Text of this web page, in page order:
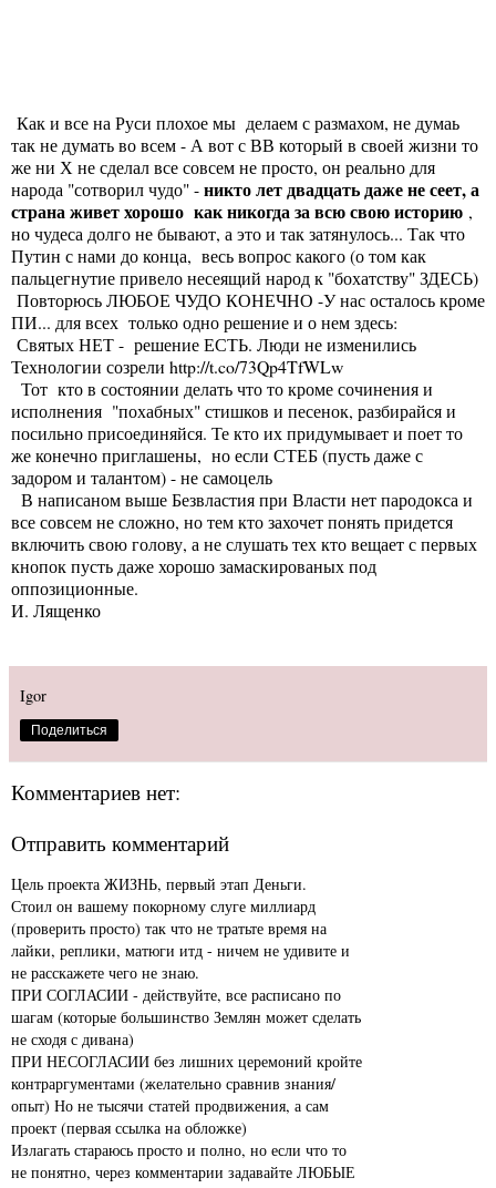
Как и все на Руси плохое мы делаем с размахом, не думаь
так не думать во всем - А вот с ВВ который в своей жизни то
же ни Х не сделал все совсем не просто, он реально для
народа "сотворил чудо" -никто лет двадцать даже не сеет, а
страна живет хорошо как никогда за всю свою историю ,
но чудеса долго не бывают, а это и так затянулось... Так что
Путин с нами до конца, весь вопрос какого (о том как
пальцегнутие привело несеящий народ к "бохатству"ЗДЕСЬ)
Повторюсь ЛЮБОЕ ЧУДО КОНЕЧНО -У нас осталось кроме
ПИ... для всех только одно решение и о нем здесь:
Святых НЕТ - решение ЕСТЬ. Люди не изменились
Технологии созрели http://t.co/73Qp4TfWLw
Тот кто в состоянии делать что то кроме сочинения и
исполнения "похабных" стишков и песенок, разбирайся и
посильно присоединяйся. Те кто их придумывает и поет то
же конечно приглашены, но если СТЕБ (пусть даже с
задором и талантом) - не самоцель
В написаном выше Безвластия при Власти нет пародокса и
все совсем не сложно, но тем кто захочет понять придется
включить свою голову, а не слушать тех кто вещает с первых
кнопок пусть даже хорошо замаскированых под
оппозиционные.
И. Лященко
Igor
Поделиться
Комментариев нет:
Отправить комментарий
Цель проекта ЖИЗНЬ, первый этап Деньги.
Стоил он вашему покорному слуге миллиард
(проверить просто) так что не тратьте время на
лайки, реплики, матюги итд - ничем не удивите и
не расскажете чего не знаю.
ПРИ СОГЛАСИИ - действуйте, все расписано по
шагам (которые большинство Землян может сделать
не сходя с дивана)
ПРИ НЕСОГЛАСИИ без лишних церемоний кройте
контраргументами (желательно сравнив знания/
опыт) Но не тысячи статей продвижения, а сам
проект (первая ссылка на обложке)
Излагать стараюсь просто и полно, но если что то
не понятно, через комментарии задавайте ЛЮБЫЕ